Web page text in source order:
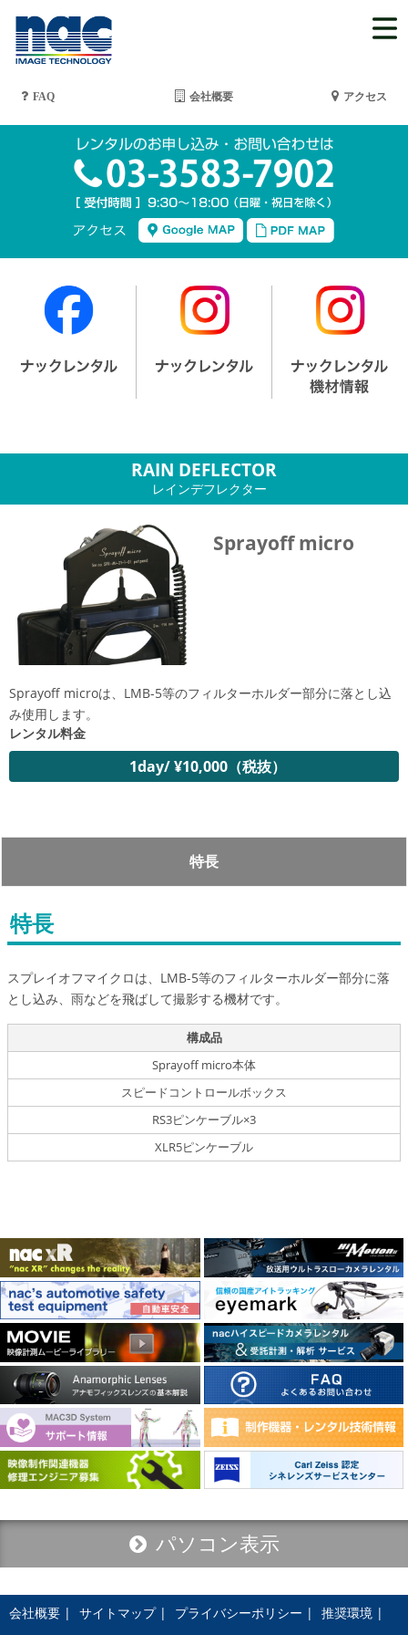
FAQ 会社概要 アクセス
RAIN DEFLECTOR
レインデフレクター
Sprayoff micro
Sprayoff microは、LMB-5等のフィルターホルダー部分に落とし込
み使用します。
レンタル料金
1day/ ¥10,000（税抜）
特長
特長
スプレイオフマイクロは、LMB-5等のフィルターホルダー部分に落
とし込み、雨などを飛ばして撮影する機材です。
構成品
Sprayoff micro本体
スピードコントロールボックス
RS3ピンケーブル×3
XLR5ピンケーブル
パソコン表示
会社概要 サイトマップ プライバシーポリシー
推奨環境